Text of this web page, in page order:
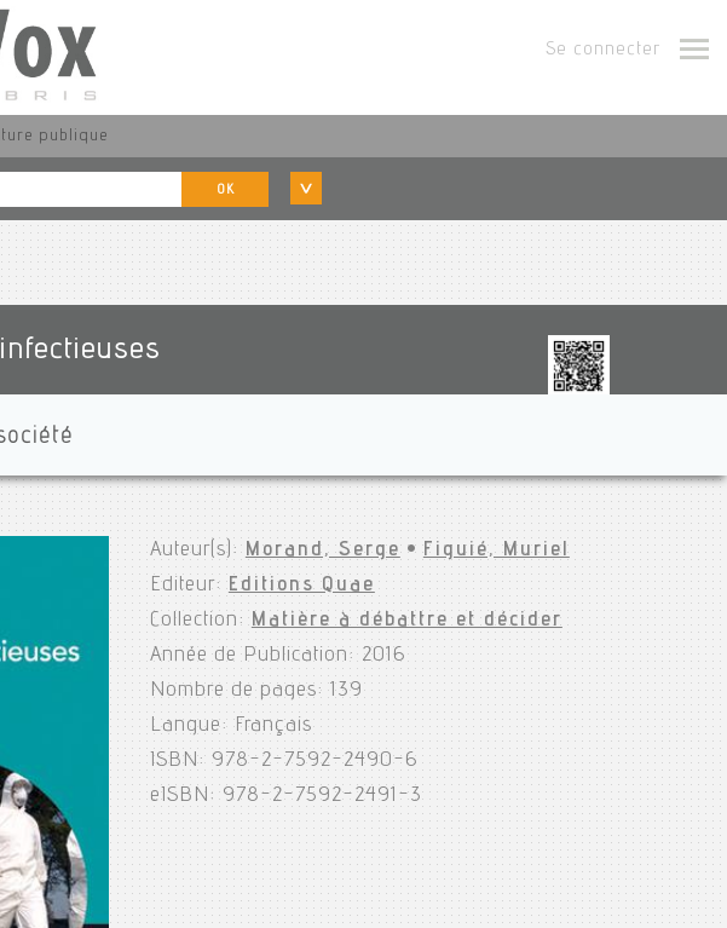
Se connecter
publique
OK
Auteur(s): Morand, Serge•Figuié, Muriel
Editeur:Editions Quae
Collection:Matière à débattre et décider
Année de Publication: 2016
Nombre de pages: 139
Langue: Français
ISBN: 978-2-7592-2490-6
eISBN: 978-2-7592-2491-3